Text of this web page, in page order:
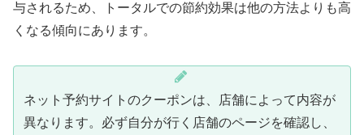
与されるため、トータルでの節約効果は他の方法よりも高
くなる傾向にあります。
ネット予約サイトのクーポンは、店舗によって内容が
異なります。必ず自分が行く店舗のページを確認し、